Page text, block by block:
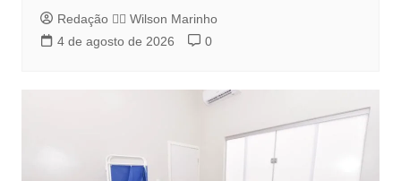
Redação 👨‍⚖️​ Wilson Marinho
4 de agosto de 2026
0